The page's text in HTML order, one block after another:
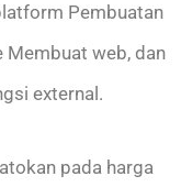
Pembuatan
Membuat web, dan
external.
pada harga